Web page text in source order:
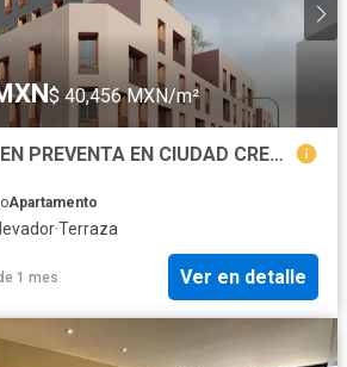
$ 40,456 MXN/m²
DEPARTAMENTO EN PREVENTA EN CIUDAD CREATIVA DIGITAL GUADALAJARA
Apartamento
·Terraza
1 mes Ver en detalle